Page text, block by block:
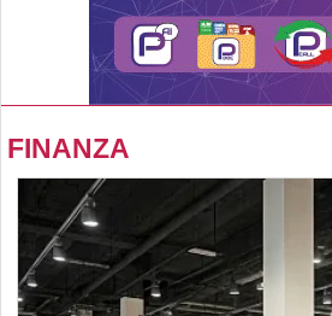
FINANZA